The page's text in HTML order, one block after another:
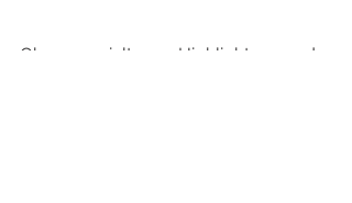
Ob gezielte Highlights oder